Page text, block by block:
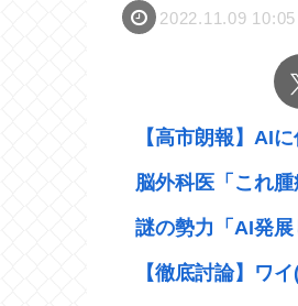
2022.11.09 10:05
【高市朗報】AI
脳外科医「これ
謎の勢力「AI発
【徹底討論】ワ